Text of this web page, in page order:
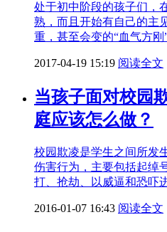
处于初中阶段的孩子们，
熟，而且开始有自己的主
重，甚至会变的“血气方
2017-04-19 15:19 阅读全文
当孩子面对校园
庭应该怎么做？
校园欺凌是学生之间所发
伤害行为，主要包括起绰
打、抢劫、以威逼和恐吓
2016-01-07 16:43 阅读全文